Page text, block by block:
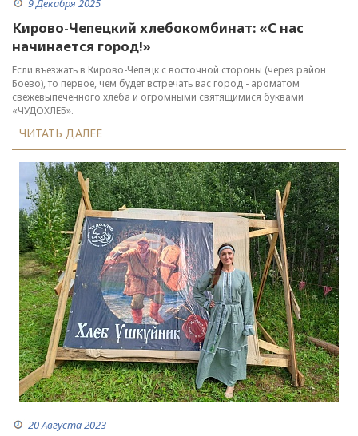
9 Декабря 2025
Кирово-Чепецкий хлебокомбинат: «С нас
начинается город!»
Если въезжать в Кирово-Чепецк с восточной стороны (через район
Боево), то первое, чем будет встречать вас город - ароматом
свежевыпеченного хлеба и огромными святящимися буквами
«ЧУДОХЛЕБ».
ЧИТАТЬ ДАЛЕЕ
20 Августа 2023